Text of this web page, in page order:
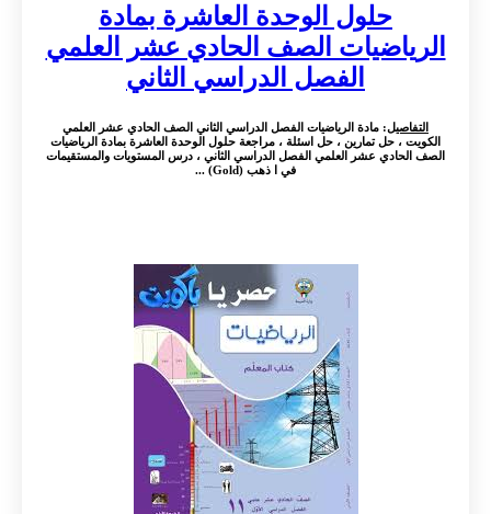
حلول الوحدة العاشرة بمادة
الرياضيات الصف الحادي عشر العلمي
الفصل الدراسي الثاني
التفاصيل: مادة الرياضيات الفصل الدراسي الثاني الصف الحادي عشر العلمي
الكويت ، حل تمارين ، حل اسئلة ، مراجعة حلول الوحدة العاشرة بمادة الرياضيات
الصف الحادي عشر العلمي الفصل الدراسي الثاني ، درس المستويات والمستقيمات
في ا ذهب (Gold) ...